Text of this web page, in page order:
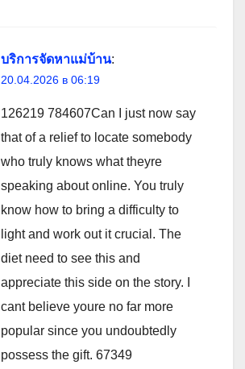
บริการจัดหาแม่บ้าน:
20.04.2026 в 06:19
126219 784607Can I just now say
that of a relief to locate somebody
who truly knows what theyre
speaking about online. You truly
know how to bring a difficulty to
light and work out it crucial. The
diet need to see this and
appreciate this side on the story. I
cant believe youre no far more
popular since you undoubtedly
possess the gift. 67349